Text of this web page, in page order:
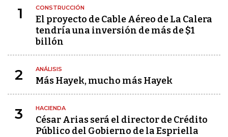
1 CONSTRUCCIÓN
El proyecto de Cable Aéreo de La Calera
tendría una inversión de más de $1
billón
2 ANÁLISIS
Más Hayek, mucho más Hayek
3 HACIENDA
César Arias será el director de Crédito
Público del Gobierno de la Espriella